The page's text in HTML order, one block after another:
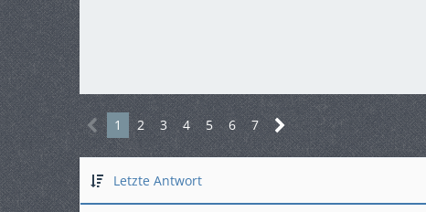
1 2 3 4 5 6 7
Letzte Antwort